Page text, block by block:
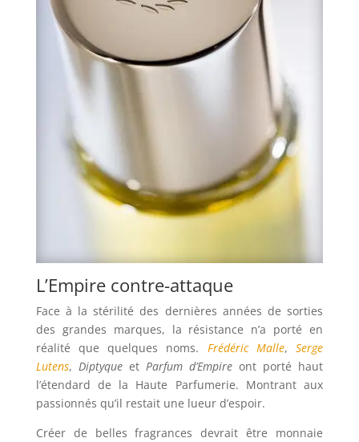
L’Empire contre-attaque
Face à la stérilité des dernières années de sorties
des grandes marques, la résistance n’a porté en
réalité que quelques noms.
Frédéric Malle, Serge
Lutens, Diptyque et Parfum d’Empire ont porté haut
l’étendard de la Haute Parfumerie. Montrant aux
passionnés qu’il restait une lueur d’espoir.
Créer de belles fragrances devrait être monnaie